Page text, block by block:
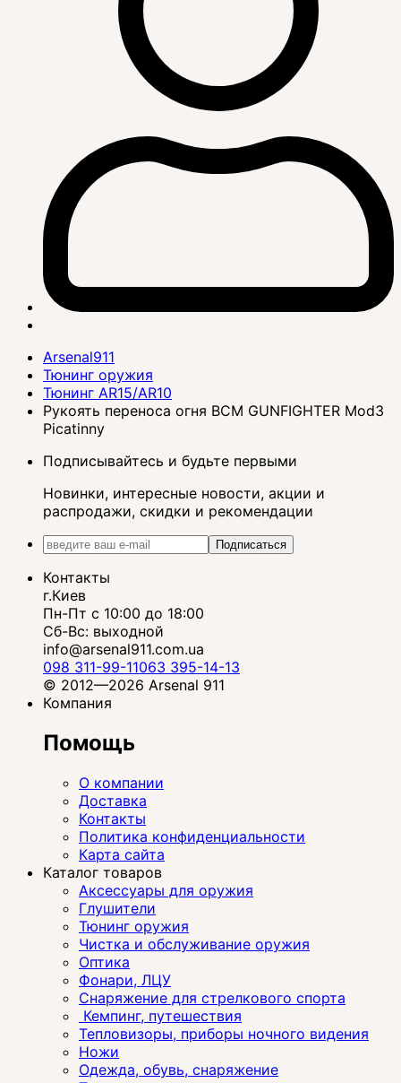
Arsenal911
Тюнинг оружия
Тюнинг AR15/AR10
Рукоять переноса огня BCM GUNFIGHTER Mod3
Picatinny
Подписывайтесь и будьте первыми
Новинки, интересные новости, акции и
распродажи, скидки и рекомендации
Подписаться
Контакты
г.Киев
Пн-Пт с 10:00 до 18:00
Сб-Вс: выходной
info@arsenal911.com.ua
098 311-99-11063 395-14-13
© 2012—2026 Arsenal 911
Компания
Помощь
О компании
Доставка
Контакты
Политика конфиденциальности
Карта сайта
Каталог товаров
Аксессуары для оружия
Глушители
Тюнинг оружия
Чистка и обслуживание оружия
Оптика
Фонари, ЛЦУ
Снаряжение для стрелкового спорта
Кемпинг, путешествия
Тепловизоры, приборы ночного видения
Ножи
Одежда, обувь, снаряжение